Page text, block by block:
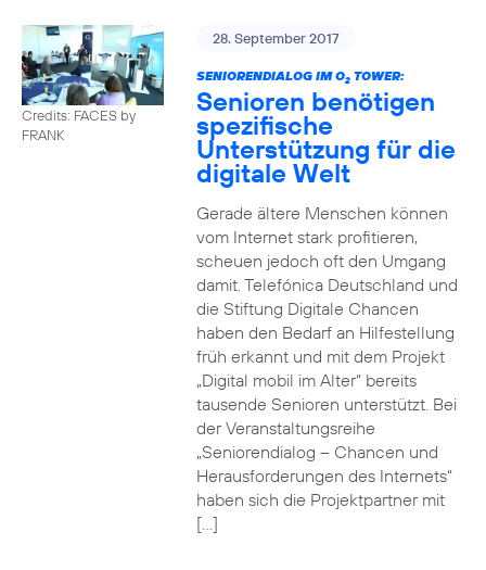
Credits: FACES by
FRANK
28. September 2017
SENIORENDIALOG IM O2TOWER:
Senioren benötigen
spezifische
Unterstützung für die
digitale Welt
Gerade ältere Menschen können
vom Internet stark profitieren,
scheuen jedoch oft den Umgang
damit. Telefónica Deutschland und
die Stiftung Digitale Chancen
haben den Bedarf an Hilfestellung
früh erkannt und mit dem Projekt
„Digital mobil im Alter“ bereits
tausende Senioren unterstützt. Bei
der Veranstaltungsreihe
„Seniorendialog – Chancen und
Herausforderungen des Internets“
haben sich die Projektpartner mit
[…]